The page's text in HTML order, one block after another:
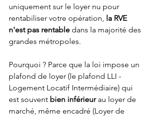
uniquement sur le loyer nu pour
rentabiliser votre opération, la RVE
n'est pas rentable dans la majorité des
grandes métropoles.
Pourquoi ? Parce que la loi impose un
plafond de loyer (le plafond LLI -
Logement Locatif Intermédiaire) qui
est souvent bien inférieur au loyer de
marché, même encadré (Loyer de